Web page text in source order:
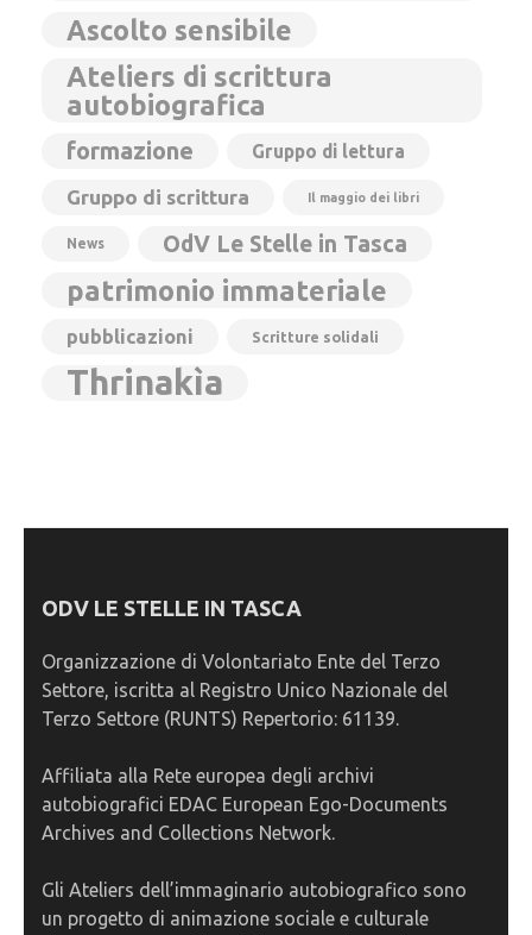
Ascolto sensibile
Ateliers di scrittura
autobiografica
formazione Gruppo di lettura
Gruppo di scrittura Il maggio dei libri
News OdV Le Stelle in Tasca
patrimonio immateriale
pubblicazioni Scritture solidali
Thrinakìa
ODV LE STELLE IN TASCA
Organizzazione di Volontariato Ente del Terzo
Settore, iscritta al Registro Unico Nazionale del
Terzo Settore (RUNTS) Repertorio: 61139.
Affiliata alla Rete europea degli archivi
autobiografici EDAC European Ego-Documents
Archives and Collections Network.
Gli Ateliers dell’immaginario autobiografico sono
un progetto di animazione sociale e culturale